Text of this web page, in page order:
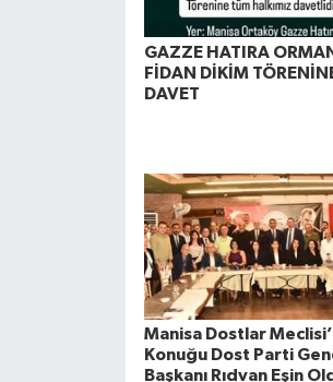
GAZZE HATIRA
FİDAN DİKİM
DAVET
Manisa Dostlar
Konuğu Dost Parti
Başkanı Rıdvan Eşin